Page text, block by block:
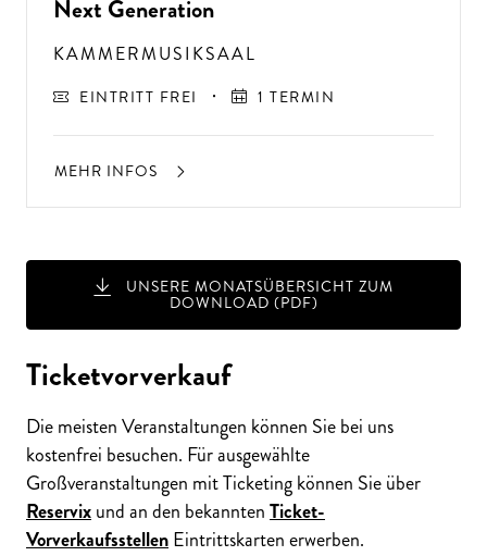
A
USSER
G
EW
Ö
H
N
LIC
H
E K
O
N
ZER
TER
LEBN
ISSE
S
T
E
H
E
N
SI
E
A
U
F
P
E
R
F
O
R
M
A
N
C
E
S
?
Next Generation
KAMMERMUSIKSAAL
EINTRITT FREI 1 TERMIN
MEHR INFOS
UNSERE MONATSÜBERSICHT ZUM
DOWNLOAD (PDF)
Ticketvorverkauf
Die meisten Veranstaltungen können Sie bei uns
kostenfrei besuchen. Für ausgewählte
Großveranstaltungen mit Ticketing können Sie über
Reservixund an den bekanntenTicket-
VorverkaufsstellenEintrittskarten erwerben.